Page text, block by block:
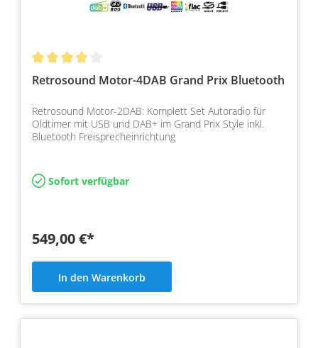
Retrosound Motor-4DAB Grand Prix Bluetooth
Retrosound Motor-2DAB: Komplett Set Autoradio für
Oldtimer mit USB und DAB+ im Grand Prix Style inkl.
Bluetooth Freisprecheinrichtung
Sofort verfügbar
549,00 €*
In den Warenkorb